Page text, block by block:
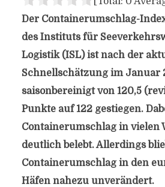
Der Containerumschlag-
des Instituts für
Logistik (ISL) ist nach der
Schnellschätzung im Januar
saisonbereinigt von 120,5
Punkte auf 122 gestiegen.
Containerumschlag in vielen
deutlich belebt. Allerdings
Containerumschlag in den
Häfen nahezu unverändert.